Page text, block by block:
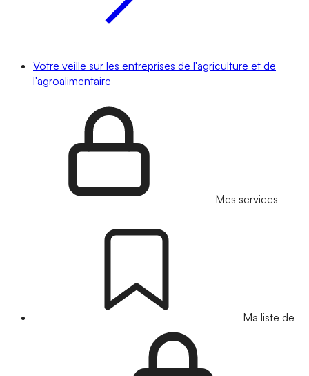
Votre veille sur les entreprises de l'agriculture et de
l'agroalimentaire
Mes services
Ma liste de